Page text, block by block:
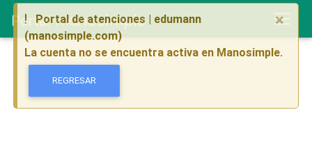
Portal
Portal de atenciones | edumann
(manosimple.com)
La cuenta no se encuentra activa en Manosimple.
REGRESAR
×